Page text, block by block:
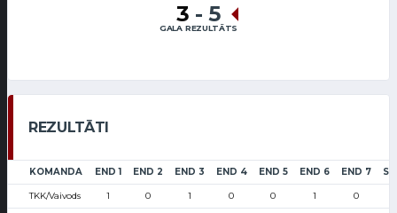
3 - 5
GALA REZULTĀTS
REZULTĀTI
KOMANDA END 1 END 2 END 3 END 4 END 5 END 6 END 7
TKK/Vaivods 1 0 1 0 0 1 0